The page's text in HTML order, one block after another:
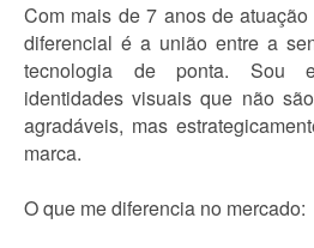
Com mais de 7 anos de
diferencial é a união entre a
tecnologia de ponta. Sou
identidades visuais que não
agradáveis, mas
marca.
O que me diferencia no mercado: